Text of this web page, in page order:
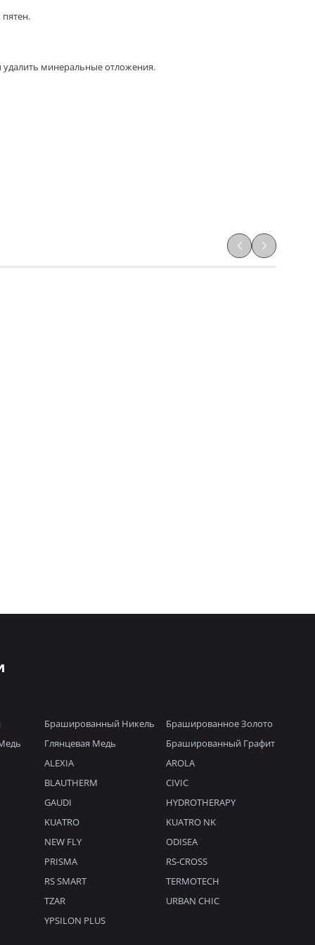
удалить минеральные отложения.
Брашированный Никель
Брашированное Золото
Глянцевая Медь
Брашированный Графит
ALEXIA
AROLA
BLAUTHERM
CIVIC
GAUDI
HYDROTHERAPY
KUATRO
KUATRO NK
NEW FLY
ODISEA
PRISMA
RS-CROSS
RS SMART
TERMOTECH
TZAR
URBAN CHIC
YPSILON PLUS